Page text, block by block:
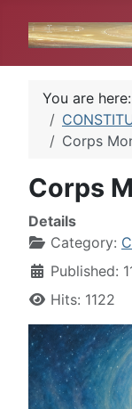
You are here:
Corps
Corps
Details
Category:
Published:
Hits: 1122